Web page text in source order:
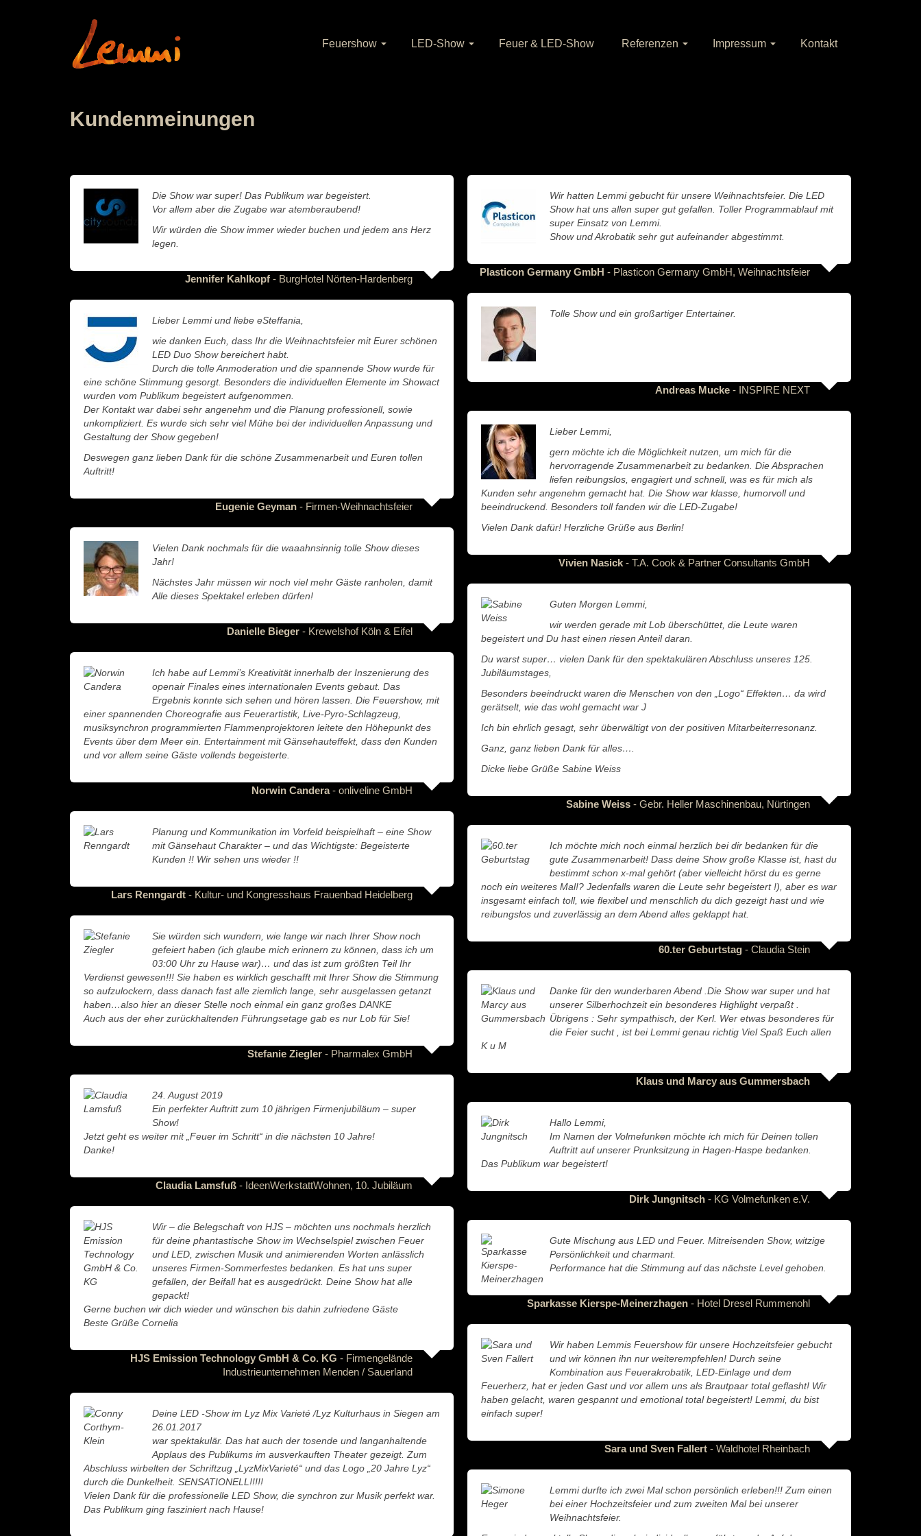
Feuershow LED-Show Feuer & LED-Show Referenzen Impressum Kontakt
Kundenmeinungen
Die Show war super! Das Publikum war begeistert.
Vor allem aber die Zugabe war atemberaubend!
Wir würden die Show immer wieder buchen und jedem ans Herz
legen.
Jennifer Kahlkopf - BurgHotel Nörten-Hardenberg
Wir hatten Lemmi gebucht für unsere Weihnachtsfeier. Die LED
Show hat uns allen super gut gefallen. Toller Programmablauf mit
super Einsatz von Lemmi.
Show und Akrobatik sehr gut aufeinander abgestimmt.
Plasticon Germany GmbH - Plasticon Germany GmbH, Weihnachtsfeier
Tolle Show und ein großartiger Entertainer.
Andreas Mucke - INSPIRE NEXT
Lieber Lemmi und liebe eSteffania,
wie danken Euch, dass Ihr die Weihnachtsfeier mit Eurer schönen
LED Duo Show bereichert habt.
Durch die tolle Anmoderation und die spannende Show wurde für
eine schöne Stimmung gesorgt. Besonders die individuellen Elemente im Showact
wurden vom Publikum begeistert aufgenommen.
Der Kontakt war dabei sehr angenehm und die Planung professionell, sowie
unkompliziert. Es wurde sich sehr viel Mühe bei der individuellen Anpassung und
Gestaltung der Show gegeben!
Deswegen ganz lieben Dank für die schöne Zusammenarbeit und Euren tollen
Auftritt!
Eugenie Geyman - Firmen-Weihnachtsfeier
Lieber Lemmi,
gern möchte ich die Möglichkeit nutzen, um mich für die
hervorragende Zusammenarbeit zu bedanken. Die Absprachen
liefen reibungslos, engagiert und schnell, was es für mich als
Kunden sehr angenehm gemacht hat. Die Show war klasse, humorvoll und
beeindruckend. Besonders toll fanden wir die LED-Zugabe!
Vielen Dank dafür! Herzliche Grüße aus Berlin!
Vivien Nasick - T.A. Cook & Partner Consultants GmbH
Vielen Dank nochmals für die waaahnsinnig tolle Show dieses
Jahr!
Nächstes Jahr müssen wir noch viel mehr Gäste ranholen, damit
Alle dieses Spektakel erleben dürfen!
Danielle Bieger - Krewelshof Köln & Eifel
Guten Morgen Lemmi,
wir werden gerade mit Lob überschüttet, die Leute waren
begeistert und Du hast einen riesen Anteil daran.
Du warst super… vielen Dank für den spektakulären Abschluss unseres 125.
Jubiläumstages,
Besonders beeindruckt waren die Menschen von den „Logo“ Effekten… da wird
gerätselt, wie das wohl gemacht war J
Ich bin ehrlich gesagt, sehr überwältigt von der positiven Mitarbeiterresonanz.
Ganz, ganz lieben Dank für alles….
Dicke liebe Grüße Sabine Weiss
Sabine Weiss - Gebr. Heller Maschinenbau, Nürtingen
Ich habe auf Lemmi’s Kreativität innerhalb der Inszenierung des
openair Finales eines internationalen Events gebaut. Das
Ergebnis konnte sich sehen und hören lassen. Die Feuershow, mit
einer spannenden Choreografie aus Feuerartistik, Live-Pyro-Schlagzeug,
musiksynchron programmierten Flammenprojektoren leitete den Höhepunkt des
Events über dem Meer ein. Entertainment mit Gänsehauteffekt, dass den Kunden
und vor allem seine Gäste vollends begeisterte.
Norwin Candera- onliveline GmbH
Planung und Kommunikation im Vorfeld beispielhaft – eine Show
mit Gänsehaut Charakter – und das Wichtigste: Begeisterte
Kunden !! Wir sehen uns wieder !!
Lars Renngardt - Kultur- und Kongresshaus Frauenbad Heidelberg
Ich möchte mich noch einmal herzlich bei dir bedanken für die
gute Zusammenarbeit! Dass deine Show große Klasse ist, hast du
bestimmt schon x-mal gehört (aber vielleicht hörst du es gerne
noch ein weiteres Mal!? Jedenfalls waren die Leute sehr begeistert !), aber es war
insgesamt einfach toll, wie flexibel und menschlich du dich gezeigt hast und wie
reibungslos und zuverlässig an dem Abend alles geklappt hat.
60.ter Geburtstag - Claudia Stein
Sie würden sich wundern, wie lange wir nach Ihrer Show noch
gefeiert haben (ich glaube mich erinnern zu können, dass ich um
03:00 Uhr zu Hause war)… und das ist zum größten Teil Ihr
Verdienst gewesen!!! Sie haben es wirklich geschafft mit Ihrer Show die Stimmung
so aufzulockern, dass danach fast alle ziemlich lange, sehr ausgelassen getanzt
haben…also hier an dieser Stelle noch einmal ein ganz großes DANKE
Auch aus der eher zurückhaltenden Führungsetage gab es nur Lob für Sie!
Stefanie Ziegler - Pharmalex GmbH
Danke für den wunderbaren Abend .Die Show war super und hat
unserer Silberhochzeit ein besonderes Highlight verpaßt .
Übrigens : Sehr sympathisch, der Kerl. Wer etwas besonderes für
die Feier sucht , ist bei Lemmi genau richtig Viel Spaß Euch allen
K u M
Klaus und Marcy aus Gummersbach
24. August 2019
Ein perfekter Auftritt zum 10 jährigen Firmenjubiläum – super
Show!
Jetzt geht es weiter mit „Feuer im Schritt“ in die nächsten 10 Jahre!
Danke!
Claudia Lamsfuß - IdeenWerkstattWohnen, 10. Jubiläum
Hallo Lemmi,
Im Namen der Volmefunken möchte ich mich für Deinen tollen
Auftritt auf unserer Prunksitzung in Hagen-Haspe bedanken.
Das Publikum war begeistert!
Dirk Jungnitsch - KG Volmefunken e.V.
Wir – die Belegschaft von HJS – möchten uns nochmals herzlich
für deine phantastische Show im Wechselspiel zwischen Feuer
und LED, zwischen Musik und animierenden Worten anlässlich
unseres Firmen-Sommerfestes bedanken. Es hat uns super
gefallen, der Beifall hat es ausgedrückt. Deine Show hat alle
gepackt!
Gerne buchen wir dich wieder und wünschen bis dahin zufriedene Gäste
Beste Grüße Cornelia
HJS Emission Technology GmbH & Co. KG - Firmengelände
Industrieunternehmen Menden / Sauerland
Gute Mischung aus LED und Feuer. Mitreisenden Show, witzige
Persönlichkeit und charmant.
Performance hat die Stimmung auf das nächste Level gehoben.
Sparkasse Kierspe-Meinerzhagen - Hotel Dresel Rummenohl
Wir haben Lemmis Feuershow für unsere Hochzeitsfeier gebucht
und wir können ihn nur weiterempfehlen! Durch seine
Kombination aus Feuerakrobatik, LED-Einlage und dem
Feuerherz, hat er jeden Gast und vor allem uns als Brautpaar total geflasht! Wir
haben gelacht, waren gespannt und emotional total begeistert! Lemmi, du bist
einfach super!
Sara und Sven Fallert - Waldhotel Rheinbach
Deine LED -Show im Lyz Mix Varieté /Lyz Kulturhaus in Siegen am
26.01.2017
war spektakulär. Das hat auch der tosende und langanhaltende
Applaus des Publikums im ausverkauften Theater gezeigt. Zum
Abschluss wirbelten der Schriftzug „LyzMixVarieté“ und das Logo „20 Jahre Lyz“
durch die Dunkelheit. SENSATIONELL!!!!!
Vielen Dank für die professionelle LED Show, die synchron zur Musik perfekt war.
Das Publikum ging fasziniert nach Hause!
Lemmi durfte ich zwei Mal schon persönlich erleben!!! Zum einen
bei einer Hochzeitsfeier und zum zweiten Mal bei unserer
Weihnachtsfeier.